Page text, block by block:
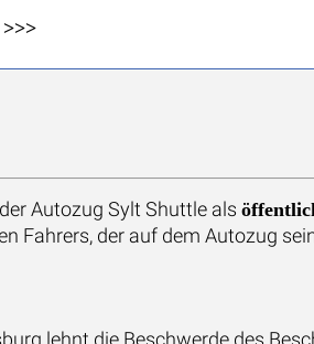
>>>
Autozug Sylt Shuttle als
Fahrers, der auf dem Autozug
lehnt die Beschwerde des